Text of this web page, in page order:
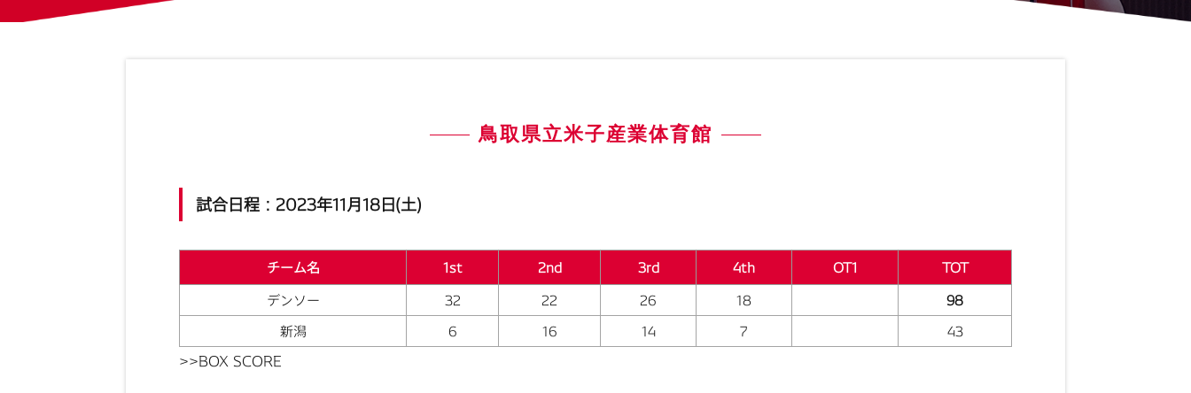
鳥取県立米子産業体育館
試合日程：2023年11月18日(土)
チーム名 1st 2nd 3rd 4th OT1
TOT
デンソー
32 22 26 18
98
新潟
6 16 14 7 43
>>BOX SCORE